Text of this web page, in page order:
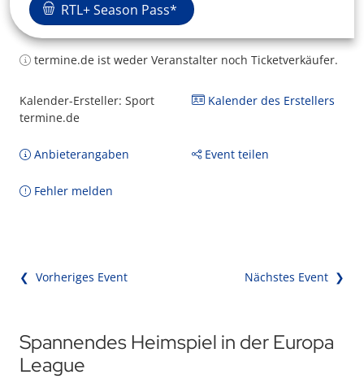
RTL+ Season Pass*
termine.de ist weder Veranstalter noch Ticketverkäufer.
Kalender-Ersteller: Sport
termine.de
Kalender des Erstellers
Anbieterangaben Event teilen
Fehler melden
❮ Vorheriges Event Nächstes Event ❯
Spannendes Heimspiel in der Europa
League